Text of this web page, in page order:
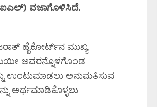
ವಜಾಗೊಳಿಸಿದೆ.
ಹೈಕೋರ್ಟ್‌ನ ಮುಖ್ಯ
ಅವರನ್ನೊಳಗೊಂಡ
ಉಂಟುಮಾಡಲು ಅನುಮತಿಸುವ
ಅರ್ಥಮಾಡಿಕೊಳ್ಳಲು